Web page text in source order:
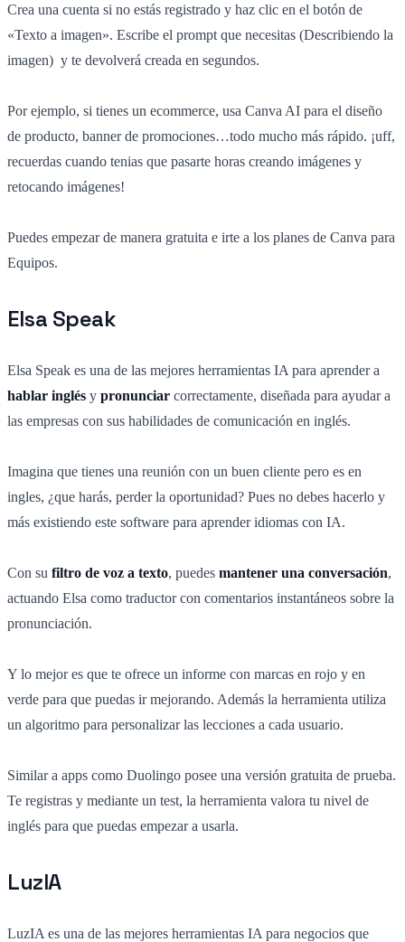
Crea una cuenta si no estás registrado y haz clic en el botón de
«Texto a imagen». Escribe el prompt que necesitas (Describiendo la
imagen) y te devolverá creada en segundos.
Por ejemplo, si tienes un ecommerce, usa Canva AI para el diseño
de producto, banner de promociones…todo mucho más rápido. ¡uff,
recuerdas cuando tenias que pasarte horas creando imágenes y
retocando imágenes!
Puedes empezar de manera gratuita e irte a los planes de Canva para
Equipos.
Elsa Speak
Elsa Speak es una de las mejores herramientas IA para aprender a
hablar inglés y pronunciar correctamente, diseñada para ayudar a
las empresas con sus habilidades de comunicación en inglés.
Imagina que tienes una reunión con un buen cliente pero es en
ingles, ¿que harás, perder la oportunidad? Pues no debes hacerlo y
más existiendo este software para aprender idiomas con IA.
Con su filtro de voz a texto, puedes mantener una conversación,
actuando Elsa como traductor con comentarios instantáneos sobre la
pronunciación.
Y lo mejor es que te ofrece un informe con marcas en rojo y en
verde para que puedas ir mejorando. Además la herramienta utiliza
un algoritmo para personalizar las lecciones a cada usuario.
Similar a apps como Duolingo posee una versión gratuita de prueba.
Te registras y mediante un test, la herramienta valora tu nivel de
inglés para que puedas empezar a usarla.
LuzIA
LuzIA es una de las mejores herramientas IA para negocios que